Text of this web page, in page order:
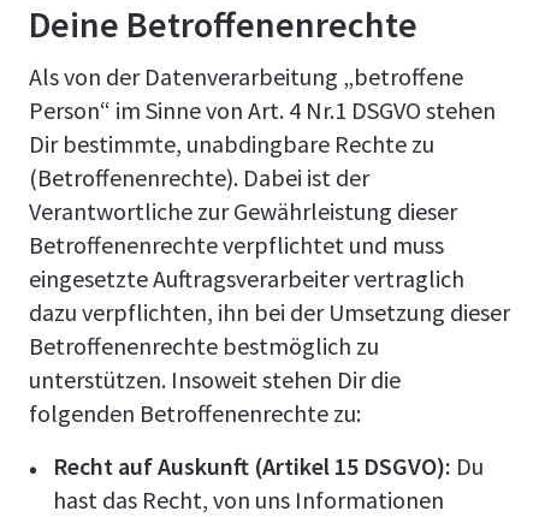
Deine Betroffenenrechte
Als von der Datenverarbeitung „betroffene
Person“ im Sinne von Art. 4 Nr.1 DSGVO stehen
Dir bestimmte, unabdingbare Rechte zu
(Betroffenenrechte). Dabei ist der
Verantwortliche zur Gewährleistung dieser
Betroffenenrechte verpflichtet und muss
eingesetzte Auftragsverarbeiter vertraglich
dazu verpflichten, ihn bei der Umsetzung dieser
Betroffenenrechte bestmöglich zu
unterstützen. Insoweit stehen Dir die
folgenden Betroffenenrechte zu:
Recht auf Auskunft (Artikel 15 DSGVO): Du
hast das Recht, von uns Informationen